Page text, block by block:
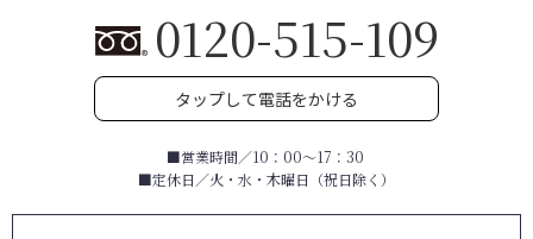
0120-515-109
タップして電話をかける
■営業時間／10：00～17：30
■定休日／火・水・木曜日（祝日除く）